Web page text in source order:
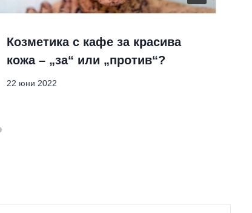
Козметика с кафе за красива
кожа – „за“ или „против“?
22 юни 2022